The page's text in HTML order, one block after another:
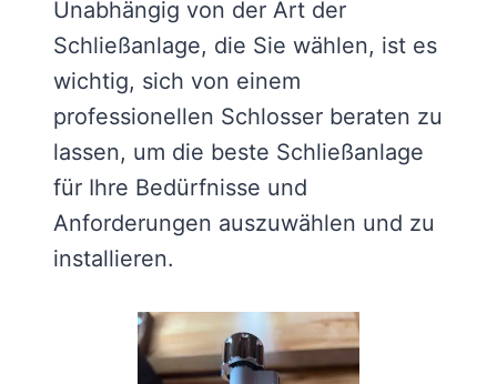
Unabhängig von der Art der
Schließanlage, die Sie wählen, ist es
wichtig, sich von einem
professionellen Schlosser beraten zu
lassen, um die beste Schließanlage
für Ihre Bedürfnisse und
Anforderungen auszuwählen und zu
installieren.